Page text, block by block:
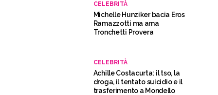
CELEBRITÀ
Michelle Hunziker bacia Eros
Ramazzotti ma ama
Tronchetti Provera
CELEBRITÀ
Achille Costacurta: il tso, la
droga, il tentato suicidio e il
trasferimento a Mondello